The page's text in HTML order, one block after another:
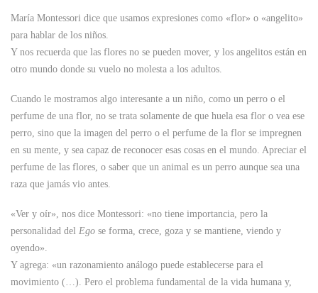
María Montessori dice que usamos expresiones como «flor» o «angelito»
para hablar de los niños.
Y nos recuerda que las flores no se pueden mover, y los angelitos están en
otro mundo donde su vuelo no molesta a los adultos.
Cuando le mostramos algo interesante a un niño, como un perro o el
perfume de una flor, no se trata solamente de que huela esa flor o vea ese
perro, sino que la imagen del perro o el perfume de la flor se impregnen
en su mente, y sea capaz de reconocer esas cosas en el mundo. Apreciar el
perfume de las flores, o saber que un animal es un perro aunque sea una
raza que jamás vio antes.
«Ver y oír», nos dice Montessori: «no tiene importancia, pero la
personalidad del Ego se forma, crece, goza y se mantiene, viendo y
oyendo».
Y agrega: «un razonamiento análogo puede establecerse para el
movimiento (…). Pero el problema fundamental de la vida humana y,